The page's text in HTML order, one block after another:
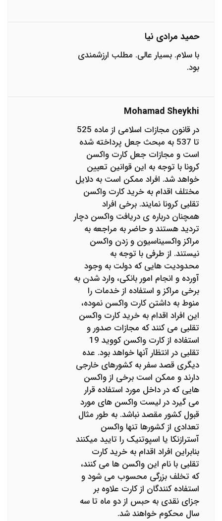
حمید مرادی نیا
با سلام. بسیار عالی. مطلب ارزشمندی
بود.
Mohamad Sheykhi
در قانون مجازات اسلامی از ماده 525
تا 537 به مبحث جعل پرداخته شده
است و مجازات جعل کارت واکسن
کرونا با توجه به این قوانین تعیین
خواهد شد. افراد ممکن است به دلایل
مختلف اقدام به خرید کارت واکسن
تقلبی کرونا نمایند. برخی افراد
همچنان درباره ی دریافت واکسن دچار
تردید هستند و حاضر به مراجعه به
مراکز واکسیناسیون و زدن واکسن
نیستند. از طرفی با توجه به
محدودیت هایی که دولت به وجود
آورده و انجام امور بانکی، وارد شدن به
برخی مراکز و استفاده از خدمات را
منوط به داشتن کارت واکسن نموده،
این افراد اقدام به خرید کارت واکسن
تقلبی می کنند که مجازات صدور و
استفاده از کارت واکسن کووید 19
تقلبی در انتظار آنها خواهد بود. عده
دیگری قصد سفر به کشورهای خارجی
دارند و ممکن است برخی از واکسن
هایی که در داخل مورد استفاده قرار
می گیرد در لیست واکسن های مورد
قبول کشور مقصد نباشد. به طور مثال
تعدادی از کشورها تنها واکسن
آسترازنکا یا اسپوتنیک را تایید میکنند
بنابراین افراد اقدام به خرید کارت
تقلبی با نام این واکسن ها می کنند،
که تخلف بزرگی محسوب می شود و
استفاده کنندگان از کارت علاوه بر
جزای نقدی به حبس از دو ماه تا سه
سال محکوم خواهند شد.